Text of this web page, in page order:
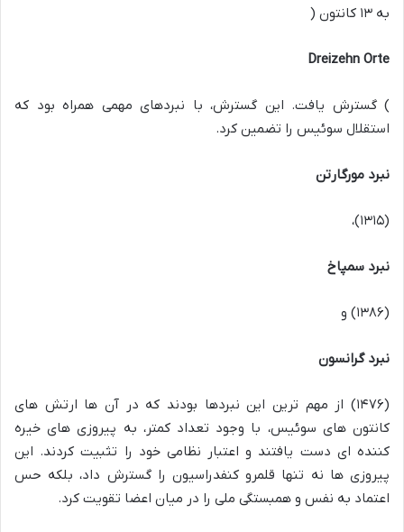
به ۱۳ کانتون (
Dreizehn Orte
) گسترش یافت. این گسترش، با نبردهای مهمی همراه بود که
استقلال سوئیس را تضمین کرد.
نبرد مورگارتن
(۱۳۱۵)،
نبرد سمپاخ
(۱۳۸۶) و
نبرد گرانسون
(۱۴۷۶) از مهم ترین این نبردها بودند که در آن ها ارتش های
کانتون های سوئیس، با وجود تعداد کمتر، به پیروزی های خیره
کننده ای دست یافتند و اعتبار نظامی خود را تثبیت کردند. این
پیروزی ها نه تنها قلمرو کنفدراسیون را گسترش داد، بلکه حس
اعتماد به نفس و همبستگی ملی را در میان اعضا تقویت کرد.